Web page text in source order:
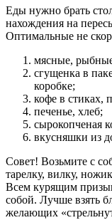
Еды нужно брать
нахождения на
Оптимальные не
мясные,
сгущенка в
коробке;
кофе в стиках,
печенье, хлеб;
сырокопченая
вкусняшки из
Совет! Возьмите с
тарелку, вилку,
Всем курящим
собой. Лучше взять
желающих